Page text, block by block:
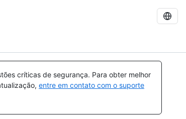
críticas de segurança. Para obter melhor
entre em contato com o suporte